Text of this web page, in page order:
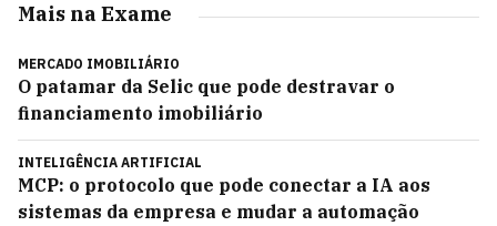
Mais na Exame
MERCADO IMOBILIÁRIO
O patamar da Selic que pode destravar o
financiamento imobiliário
INTELIGÊNCIA ARTIFICIAL
MCP: o protocolo que pode conectar a IA aos
sistemas da empresa e mudar a automação